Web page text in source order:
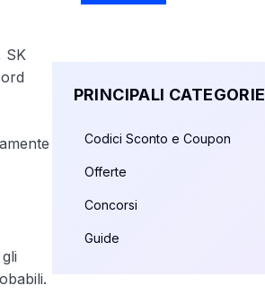
SK
PRINCIPALI CATEGORIE
Codici Sconto e Coupon
Offerte
Concorsi
Guide